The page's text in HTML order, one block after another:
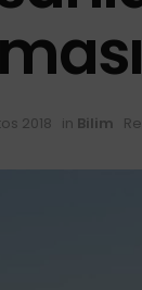
2018 in Bilim